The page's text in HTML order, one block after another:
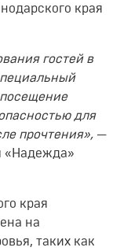
края
гостей в
посещение
для
прочтения», —
«Надежда»
края
на
таких как